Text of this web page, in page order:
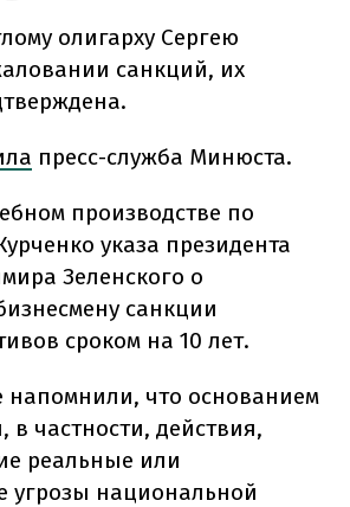
олигарху Сергею
санкций, их
пресс-служба Минюста.
производстве по
указа президента
Зеленского о
санкции
сроком на 10 лет.
напомнили, что основанием
в частности, действия,
реальные или
угрозы национальной